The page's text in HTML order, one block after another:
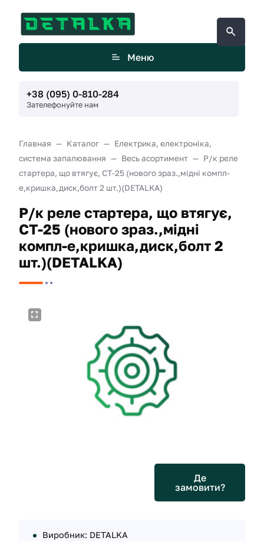
Меню
+38 (095) 0-810-284
Зателефонуйте нам
Главная Каталог
Електрика, електроніка,
система запалювання
Весь асортимент
Р/к реле
стартера, що втягує, СТ-25 (нового зраз.,мідні компл-
е,кришка,диск,болт 2 шт.)(DETALKA)
Р/к реле стартера, що втягує,
СТ-25 (нового зраз.,мідні
компл-е,кришка,диск,болт 2
шт.)(DETALKA)
Де
замовити?
Виробник: DETALKA